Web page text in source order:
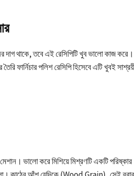
দাগ থাকে, তবে এই রেসিপিটি খুব ভালো কাজ করে।
ফার্নিচার পলিশ রেসিপি হিসেবে এটি খুবই
ভালো করে মিশিয়ে মিশ্রণটি একটি পরিষ্কার